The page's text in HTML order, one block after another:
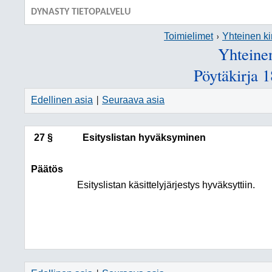
DYNASTY TIETOPALVELU
Toimielimet Yhteinen
Pöytäkirja
Edellinen asia Seuraava asia
27 § Esityslistan hyväksyminen
Päätös
Esityslistan käsittelyjärjestys hyväksyttiin.